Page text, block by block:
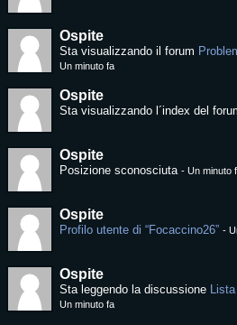
Ospite
Sta visualizzando il forum
Un minuto fa
Ospite
Sta visualizzando l´index del
Ospite
Posizione sconosciuta - Un minuto
Ospite
Profilo utente di “Focaccino26” -
Ospite
Sta leggendo la discussione
Un minuto fa